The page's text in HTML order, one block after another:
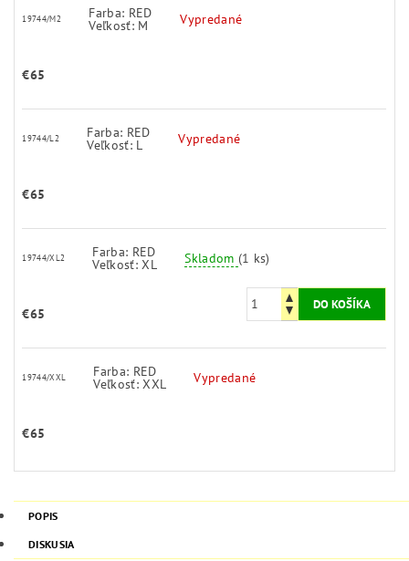
19744/M2 Farba: RED
Veľkosť: M Vypredané
€65
19744/L2 Farba: RED
Veľkosť: L Vypredané
€65
19744/XL2 Farba: RED
Veľkosť: XL Skladom (1 ks)
€65
19744/XXL Farba: RED
Veľkosť: XXL Vypredané
€65
POPIS
DISKUSIA